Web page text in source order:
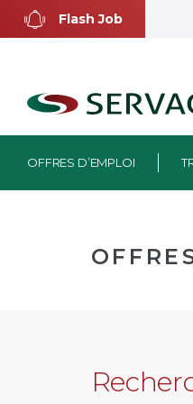
Aller
Flash Job
OFFRES D’EMPLOI